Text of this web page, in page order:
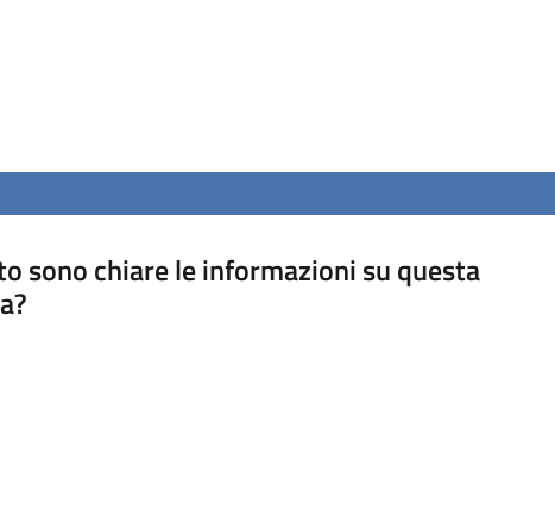
sono chiare le informazioni su questa